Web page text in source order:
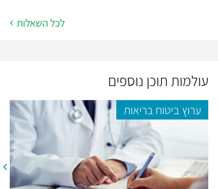
לכל השאלות
עולמות תוכן נוספים
ערוץ ביטוח בריאות